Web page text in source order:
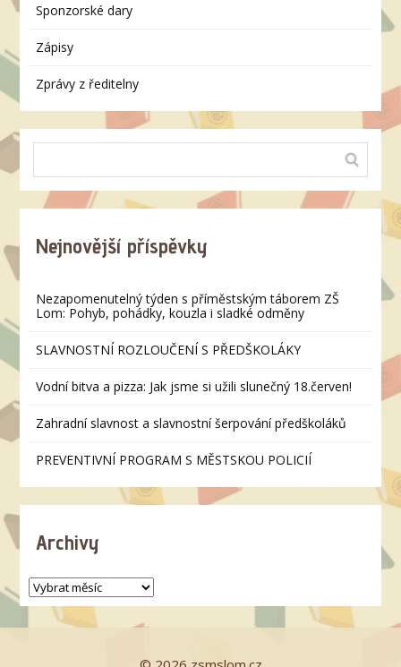
Sponzorské dary
Zápisy
Zprávy z ředitelny
Nejnovější příspěvky
Nezapomenutelný týden s příměstským táborem ZŠ
Lom: Pohyb, pohádky, kouzla i sladké odměny
SLAVNOSTNÍ ROZLOUČENÍ S PŘEDŠKOLÁKY
Vodní bitva a pizza: Jak jsme si užili slunečný 18.červen!
Zahradní slavnost a slavnostní šerpování předškoláků
PREVENTIVNÍ PROGRAM S MĚSTSKOU POLICIÍ
Archivy